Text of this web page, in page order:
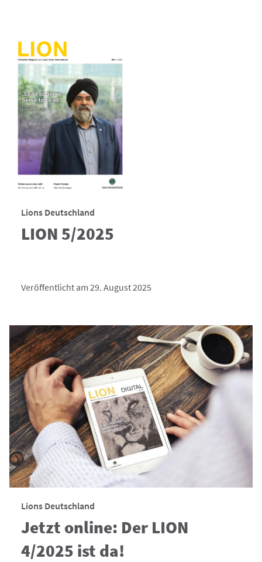
Lions Deutschland
LION 5/2025
Veröffentlicht am 29. August 2025
Lions Deutschland
Jetzt online: Der LION
4/2025 ist da!